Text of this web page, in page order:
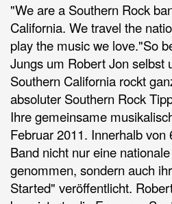
"We are a Southern Rock
California. We travel the
play the music we love."So
Jungs um Robert Jon selbst
Southern California rockt
absoluter Southern Rock
Ihre gemeinsame
Februar 2011. Innerhalb
Band nicht nur eine
genommen, sondern auch
Started" veröffentlicht.